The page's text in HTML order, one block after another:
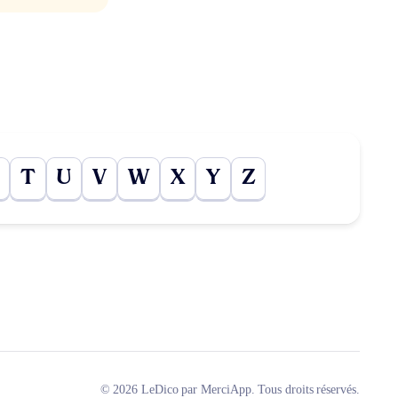
T U V W X Y Z
© 2026 LeDico par MerciApp. Tous droits réservés.